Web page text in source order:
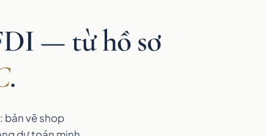
— từ hồ sơ
.
bản vẽ shop